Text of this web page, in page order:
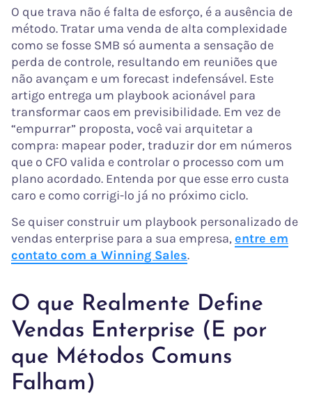
O que trava não é falta de esforço, é a ausência de
método. Tratar uma venda de alta complexidade
como se fosse SMB só aumenta a sensação de
perda de controle, resultando em reuniões que
não avançam e um forecast indefensável. Este
artigo entrega um playbook acionável para
transformar caos em previsibilidade. Em vez de
“empurrar” proposta, você vai arquitetar a
compra: mapear poder, traduzir dor em números
que o CFO valida e controlar o processo com um
plano acordado. Entenda por que esse erro custa
caro e como corrigi-lo já no próximo ciclo.
Se quiser construir um playbook personalizado de
vendas enterprise para a sua empresa,entre em
contato com a Winning Sales.
O que Realmente Define
Vendas Enterprise (E por
que Métodos Comuns
Falham)